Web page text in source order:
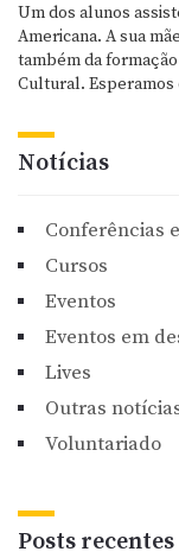
Um dos alunos
Americana. A sua
também da
Cultural. Esperamos
Notícias
Conferências
Cursos
Eventos
Eventos em
Lives
Outras
Voluntariado
Posts recentes